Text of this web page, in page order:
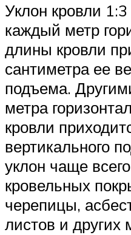
Уклон кровли
каждый метр
длины кровли
сантиметра ее
подъема.
метра
кровли
вертикального
уклон чаще
кровельных
черепицы,
листов и других